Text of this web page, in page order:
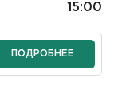
15:00
ПОДРОБНЕЕ